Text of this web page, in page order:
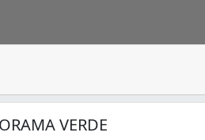
639 de habitantes
VERDE